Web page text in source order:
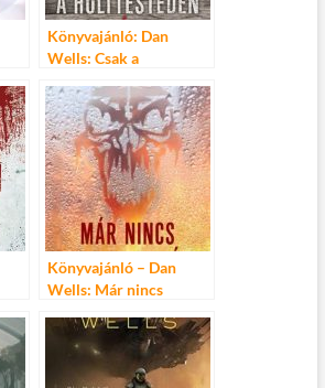
Könyvajánló: Dan
Wells: Csak a
Könyvajánló – Dan
Wells: Már nincs